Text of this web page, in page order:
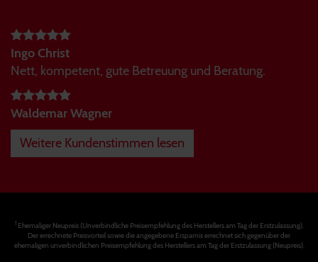
Ingo Christ
Nett, kompetent, gute Betreuung und Beratung.
Waldemar Wagner
Weitere Kundenstimmen lesen
1Ehemaliger Neupreis (Unverbindliche Preisempfehlung des Herstellers am Tag der Erstzulassung).
Der errechnete Preisvorteil sowie die angegebene Ersparnis errechnet sich gegenüber der
ehemaligen unverbindlichen Preisempfehlung des Herstellers am Tag der Erstzulassung (Neupreis).